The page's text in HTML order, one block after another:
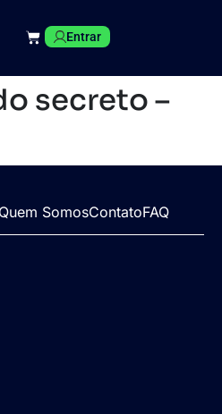
Entrar
secreto –
Quem SomosContatoFAQ